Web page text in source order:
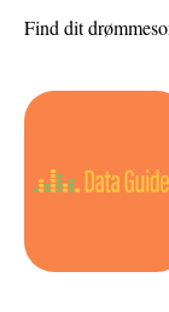
Find dit